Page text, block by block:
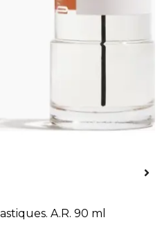
A.R. 90 ml